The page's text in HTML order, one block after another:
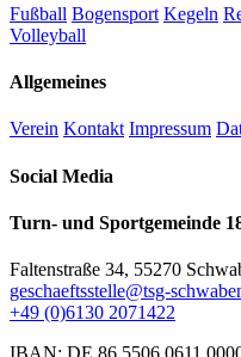
Fußball Bogensport Kegeln
Volleyball
Allgemeines
Verein Kontakt Impressum
Social Media
Turn- und Sportgemeinde
Faltenstraße 34, 55270
geschaeftsstelle@tsg-
+49 (0)6130 2071422